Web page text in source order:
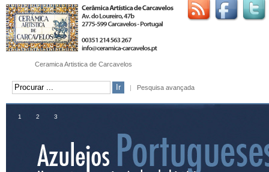
Ceramica Artistica de Carcavelos
| Pesquisa avançada
1 2 3